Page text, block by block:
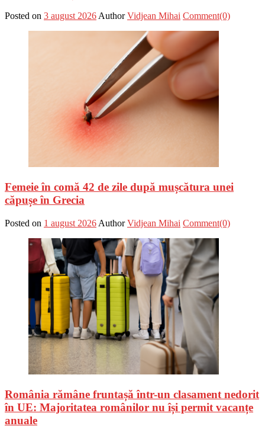
Posted on 3 august 2026Author Vidjean Mihai Comment(0)
Femeie în comă 42 de zile după mușcătura unei
căpușe în Grecia
Posted on 1 august 2026 Author Vidjean Mihai Comment(0)
România rămâne fruntașă într-un clasament nedorit
în UE: Majoritatea românilor nu își permit vacanțe
anuale